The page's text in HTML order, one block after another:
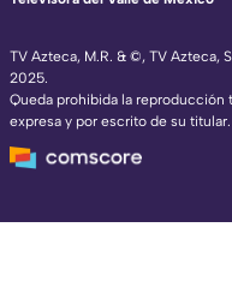
TV Azteca, M.R. & ©, TV Azteca,
2025.
Queda prohibida la reproducción
expresa y por escrito de su titular.